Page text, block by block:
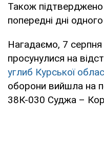
Також
попередні дні
Нагадаємо, 7 серпня
просунулися на
углиб Курської
оборони вийшла на
38К-030 Суджа –